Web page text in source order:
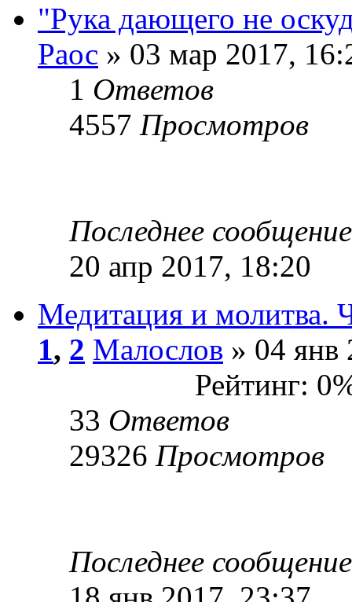
"Рука дающего не
Раос » 03 мар 2017,
1 Ответов
4557 Просмотров
Последнее
20 апр 2017, 18:20
Медитация и молитва.
1, 2 Малослов » 04 янв
Рейтинг:
33 Ответов
29326 Просмотров
Последнее